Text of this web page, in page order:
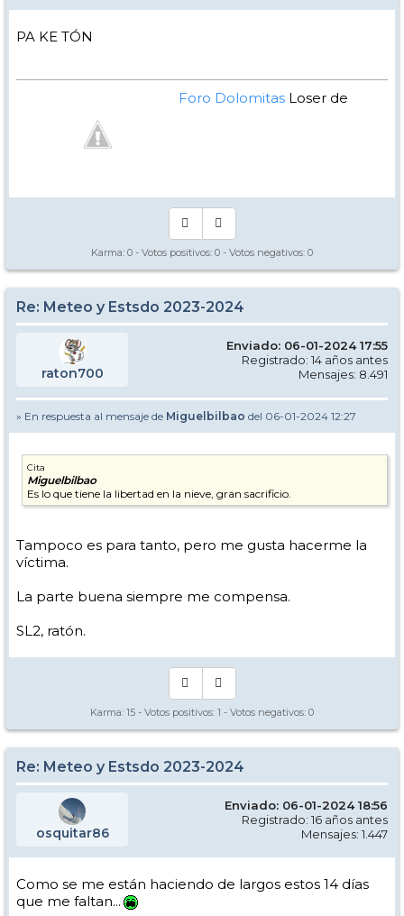
PA KE TÓN
Foro DolomitasLoser de
Karma: 0 - Votos positivos: 0 - Votos negativos: 0
Re: Meteo y Estsdo 2023-2024
raton700
Enviado: 06-01-2024 17:55
Registrado: 14 años antes
Mensajes: 8.491
» En respuesta al mensaje de Miguelbilbao del 06-01-2024 12:27
Cita
Miguelbilbao
Es lo que tiene la libertad en la nieve, gran sacrificio.
Tampoco es para tanto, pero me gusta hacerme la
víctima.
La parte buena siempre me compensa.
SL2, ratón.
Karma: 15 - Votos positivos: 1 - Votos negativos: 0
Re: Meteo y Estsdo 2023-2024
osquitar86
Enviado: 06-01-2024 18:56
Registrado: 16 años antes
Mensajes: 1.447
Como se me están haciendo de largos estos 14 días
que me faltan...